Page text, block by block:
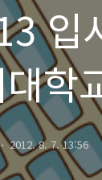
입
학
수
2012. 8. 7. 13:56